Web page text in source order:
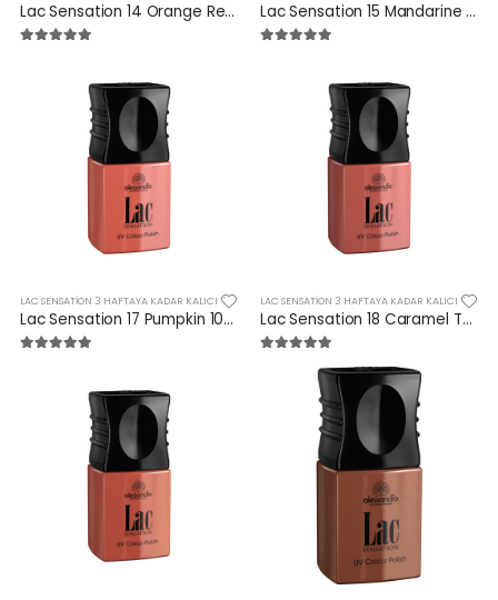
Lac Sensation 14 Orange Red 10 ml Lac Sensation 15 Mandarine 10 ml
LAC SENSATION 3 HAFTAYA KADAR KALICI
Lac Sensation 17 Pumpkin 10 ml
LAC SENSATION 3 HAFTAYA KADAR KALICI
Lac Sensation 18 Caramel Temptation 10 ml